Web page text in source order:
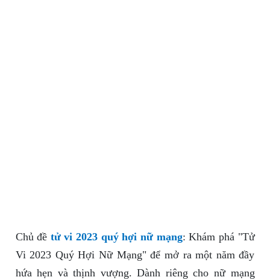
Chủ đề tử vi 2023 quý hợi nữ mạng: Khám phá "Tử
Vi 2023 Quý Hợi Nữ Mạng" để mở ra một năm đầy
hứa hẹn và thịnh vượng. Dành riêng cho nữ mạng